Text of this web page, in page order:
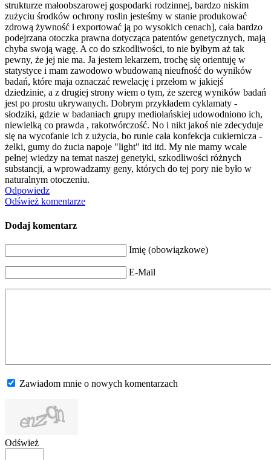
strukturze małoobszarowej gospodarki rodzinnej, bardzo niskim
zużyciu środków ochrony roslin jesteśmy w stanie produkować
zdrową żywność i exportować ją po wysokich cenach], cała bardzo
podejrzana otoczka prawna dotycząca patentów genetycznych, mają
chyba swoją wagę. A co do szkodliwości, to nie byłbym aż tak
pewny, że jej nie ma. Ja jestem lekarzem, trochę się orientuję w
statystyce i mam zawodowo wbudowaną nieufność do wyników
badań, które maja oznaczać rewelację i przełom w jakiejś
dziedzinie, a z drugiej strony wiem o tym, że szereg wyników badań
jest po prostu ukrywanych. Dobrym przykładem cyklamaty -
słodziki, gdzie w badaniach grupy mediolańskiej udowodniono ich,
niewielką co prawda , rakotwórczość. No i nikt jakoś nie zdecyduje
się na wycofanie ich z użycia, bo runie cała konfekcja cukiernicza -
żelki, gumy do żucia napoje "light" itd itd. My nie mamy wcale
pełnej wiedzy na temat naszej genetyki, szkodliwości różnych
substancji, a wprowadzamy geny, których do tej pory nie było w
naturalnym otoczeniu.
Odpowiedz
Odśwież komentarze
Dodaj komentarz
Imię (obowiązkowe)
E-Mail
Zawiadom mnie o nowych komentarzach
Odśwież